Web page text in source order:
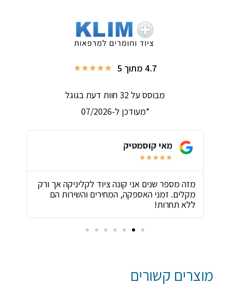
4.7 מתוך 5 ★
★
★
★
★
מבוסס על 32 חוות דעת בגוגל
*מעודכן ל-07/2026
מאי קוסמטיק
★
★
★
★
★
מזה מספר שנים אני קונה ציוד לקליניקה אך ורק
מקלים. זמני האספקה, המחירים והשירות הם
ללא תחרות!
מוצרים קשורים